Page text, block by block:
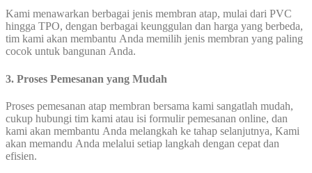
Kami menawarkan berbagai jenis membran atap, mulai dari PVC
hingga TPO, dengan berbagai keunggulan dan harga yang berbeda,
tim kami akan membantu Anda memilih jenis membran yang paling
cocok untuk bangunan Anda.
3. Proses Pemesanan yang Mudah
Proses pemesanan atap membran bersama kami sangatlah mudah,
cukup hubungi tim kami atau isi formulir pemesanan online, dan
kami akan membantu Anda melangkah ke tahap selanjutnya, Kami
akan memandu Anda melalui setiap langkah dengan cepat dan
efisien.